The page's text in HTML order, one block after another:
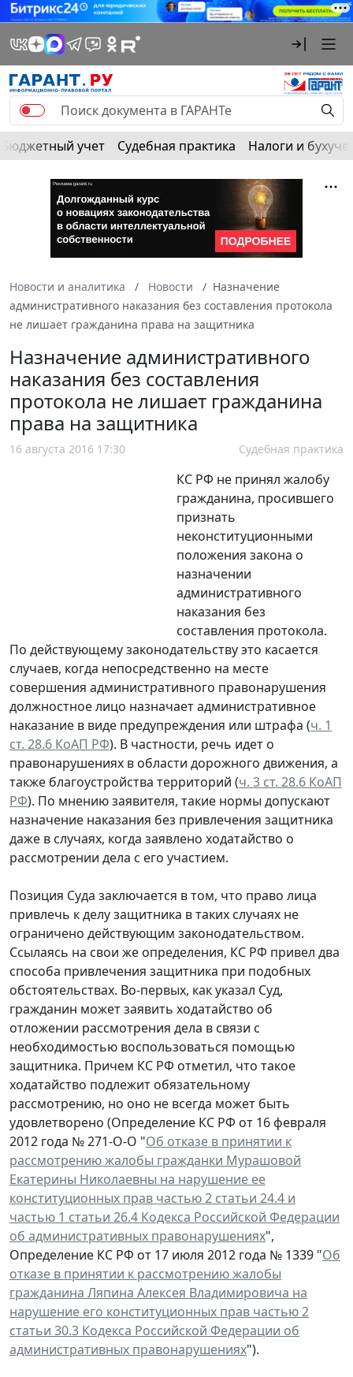
Бюджетный учет Судебная практика Налоги и
Новости и аналитика Новости
Назначение
административного наказания без составления протокола
не лишает гражданина права на защитника
Назначение административного
наказания без составления
протокола не лишает гражданина
права на защитника
16 августа 2016 17:30 Судебная практика
КС РФ не принял жалобу
гражданина, просившего
признать
неконституционными
положения закона о
назначении
административного
наказания без
составления протокола.
По действующему законодательству это касается
случаев, когда непосредственно на месте
совершения административного правонарушения
должностное лицо назначает административное
наказание в виде предупреждения или штрафа (ч. 1
ст. 28.6 КоАП РФ). В частности, речь идет о
правонарушениях в области дорожного движения, а
также благоустройства территорий (ч. 3 ст. 28.6 КоАП
РФ). По мнению заявителя, такие нормы допускают
назначение наказания без привлечения защитника
даже в случаях, когда заявлено ходатайство о
рассмотрении дела с его участием.
Позиция Суда заключается в том, что право лица
привлечь к делу защитника в таких случаях не
ограничено действующим законодательством.
Ссылаясь на свои же определения, КС РФ привел два
способа привлечения защитника при подобных
обстоятельствах. Во-первых, как указал Суд,
гражданин может заявить ходатайство об
отложении рассмотрения дела в связи с
необходимостью воспользоваться помощью
защитника. Причем КС РФ отметил, что такое
ходатайство подлежит обязательному
рассмотрению, но оно не всегда может быть
удовлетворено (Определение КС РФ от 16 февраля
2012 года № 271-О-О "Об отказе в принятии к
рассмотрению жалобы гражданки Мурашовой
Екатерины Николаевны на нарушение ее
конституционных прав частью 2 статьи 24.4 и
частью 1 статьи 26.4 Кодекса Российской Федерации
об административных правонарушениях",
Определение КС РФ от 17 июля 2012 года № 1339 "Об
отказе в принятии к рассмотрению жалобы
гражданина Ляпина Алексея Владимировича на
нарушение его конституционных прав частью 2
статьи 30.3 Кодекса Российской Федерации об
административных правонарушениях").